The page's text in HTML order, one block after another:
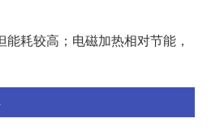
耗较高；电磁加热相对节能，